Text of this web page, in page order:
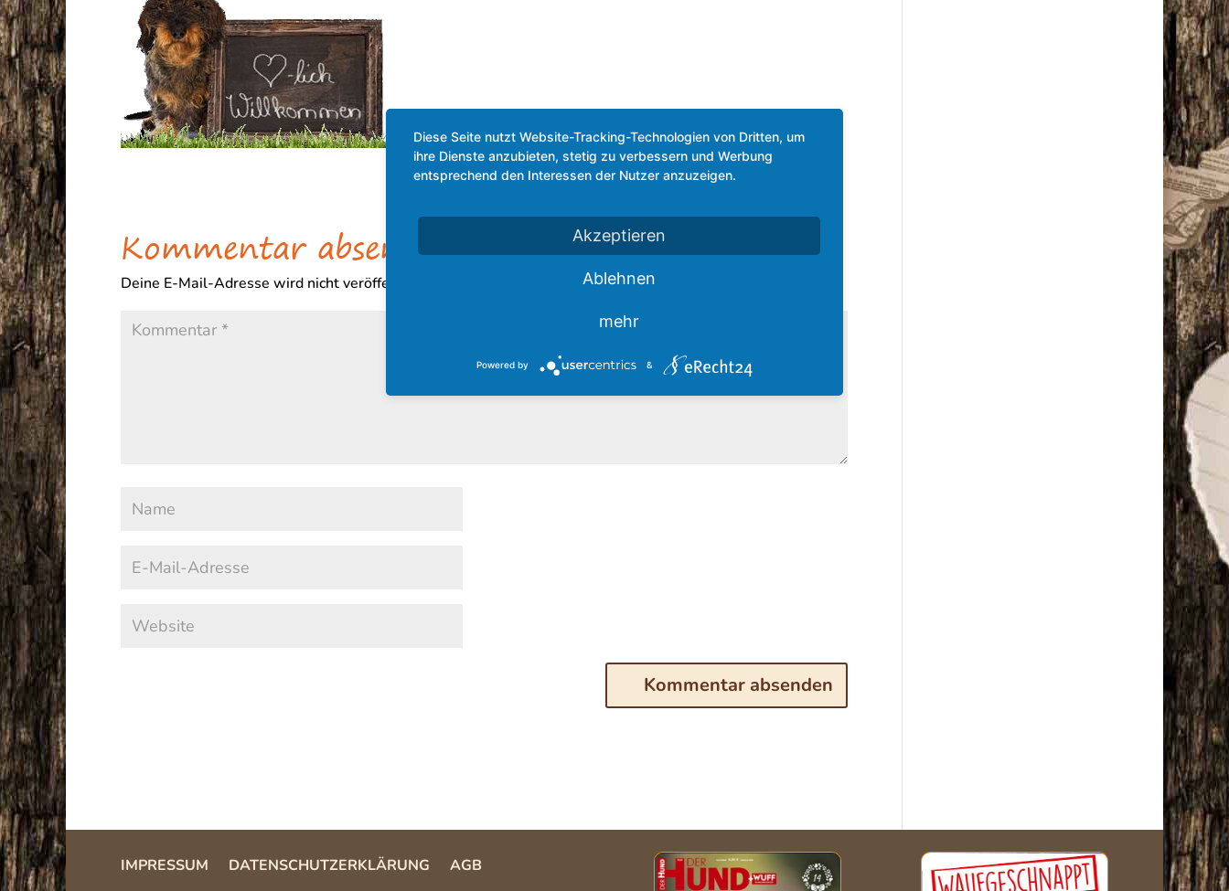
Kommentar absenden
Deine E-Mail-Adresse wird nicht veröffentlicht. Erforderliche Felder sind mit*markiert
IMPRESSUM DATENSCHUTZERKLÄRUNG AGB
Diese Seite nutzt Website-Tracking-Technologien von Dritten, um
ihre Dienste anzubieten, stetig zu verbessern und Werbung
entsprechend den Interessen der Nutzer anzuzeigen.
Akzeptieren
Ablehnen
mehr
Powered by &